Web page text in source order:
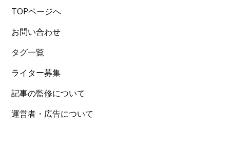
TOPページへ
お問い合わせ
タグ一覧
ライター募集
記事の監修について
運営者・広告について